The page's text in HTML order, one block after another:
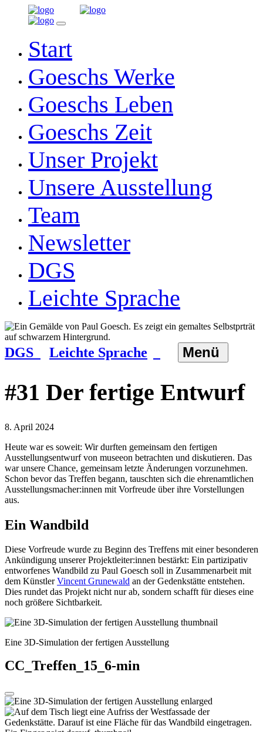
Start
Goeschs Werke
Goeschs Leben
Goeschs Zeit
Unser Projekt
Unsere Ausstellung
Team
Newsletter
DGS
Leichte Sprache
DGS Leichte Sprache Menü
#31 Der fertige Entwurf
8. April 2024
Heute war es soweit: Wir durften gemeinsam den fertigen
Ausstellungsentwurf von museeon betrachten und diskutieren. Das
war unsere Chance, gemeinsam letzte Änderungen vorzunehmen.
Schon bevor das Treffen begann, tauschten sich die ehrenamtlichen
Ausstellungsmacher:innen mit Vorfreude über ihre Vorstellungen
aus.
Ein Wandbild
Diese Vorfreude wurde zu Beginn des Treffens mit einer besonderen
Ankündigung unserer Projektleiter:innen bestärkt: Ein partizipativ
entworfenes Wandbild zu Paul Goesch soll in Zusammenarbeit mit
dem KünstlerVincent Grunewald an der Gedenkstätte entstehen.
Dies rundet das Projekt nicht nur ab, sondern schafft für dieses eine
noch größere Sichtbarkeit.
Eine 3D-Simulation der fertigen Ausstellung
CC_Treffen_15_6-min